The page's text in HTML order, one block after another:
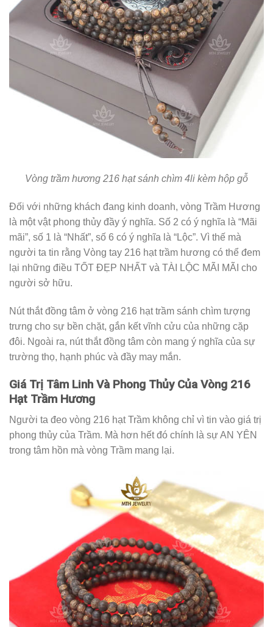
Vòng trầm hương 216 hạt sánh chìm 4li kèm hộp gỗ
Đối với những khách đang kinh doanh, vòng Trầm Hương
là một vật phong thủy đầy ý nghĩa. Số 2 có ý nghĩa là “Mãi
mãi”, số 1 là “Nhất”, số 6 có ý nghĩa là “Lộc”. Vì thế mà
người ta tin rằng Vòng tay 216 hạt trầm hương có thể đem
lại những điều TỐT ĐẸP NHẤT và TÀI LỘC MÃI MÃI cho
người sở hữu.
Nút thắt đồng tâm ở vòng 216 hạt trầm sánh chìm tượng
trưng cho sự bền chặt, gắn kết vĩnh cửu của những cặp
đôi. Ngoài ra, nút thắt đồng tâm còn mang ý nghĩa của sự
trường thọ, hạnh phúc và đầy may mắn.
Giá Trị Tâm Linh Và Phong Thủy Của Vòng 216
Hạt Trầm Hương
Người ta đeo vòng 216 hạt Trầm không chỉ vì tin vào giá trị
phong thủy của Trầm. Mà hơn hết đó chính là sự AN YÊN
trong tâm hồn mà vòng Trầm mang lại.